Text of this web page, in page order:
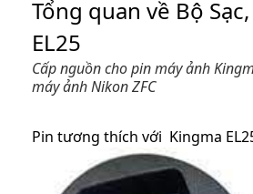
Tổng quan về Bộ
EL25
Cấp nguồn cho pin máy ảnh
máy ảnh Nikon ZFC
Pin tương thích với Kingma